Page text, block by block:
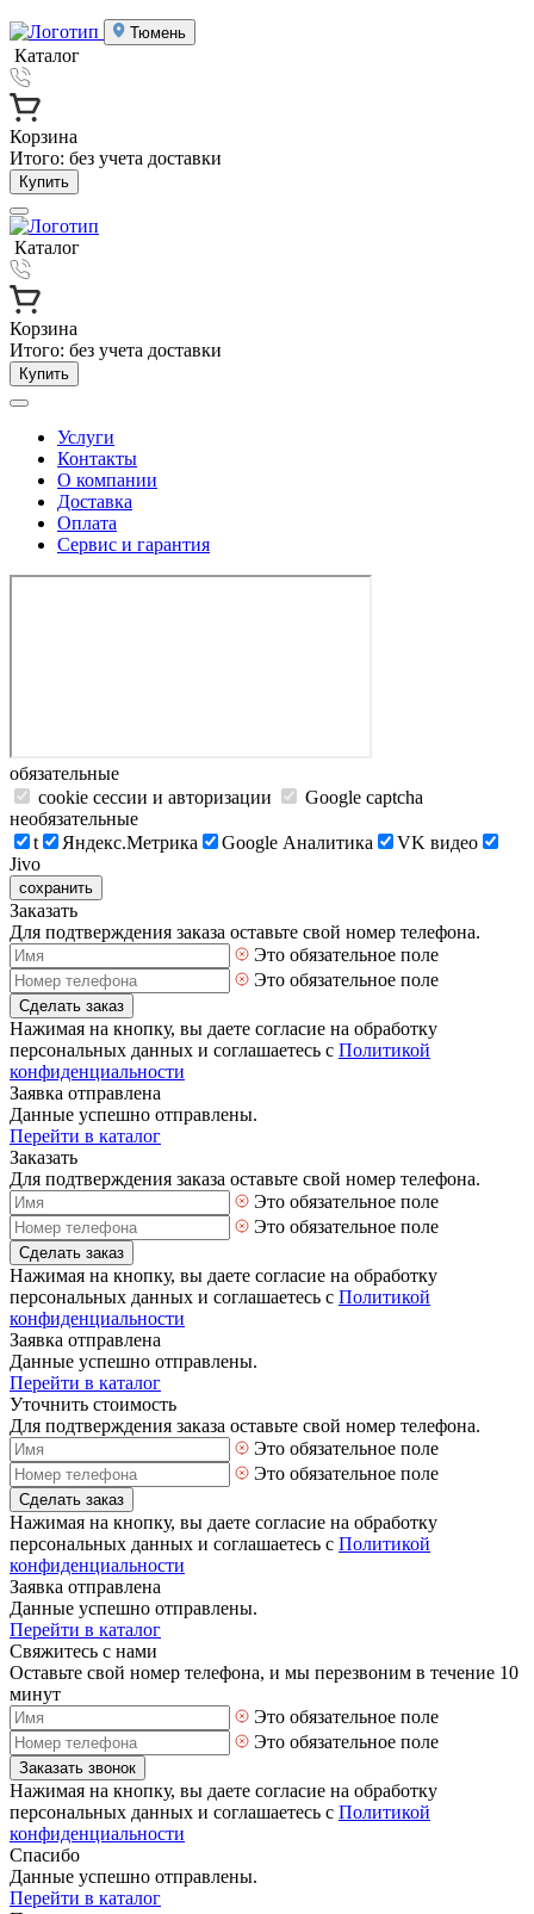
Тюмень
Каталог
Корзина
Итого: без учета доставки
Купить
Каталог
Корзина
Итого: без учета доставки
Купить
Услуги
Контакты
О компании
Доставка
Оплата
Сервис и гарантия
обязательные
cookie сессии и авторизации
Google captcha
необязательные
t
Яндекс.Метрика Google Аналитика
VK видео
Jivo
сохранить
Заказать
Для подтверждения заказа оставьте свой номер телефона.
Это обязательное поле
Это обязательное поле
Сделать заказ
Нажимая на кнопку, вы даете согласие на обработку
персональных данных и соглашаетесь с Политикой
конфиденциальности
Заявка отправлена
Данные успешно отправлены.
Перейти в каталог
Заказать
Для подтверждения заказа оставьте свой номер телефона.
Это обязательное поле
Это обязательное поле
Сделать заказ
Нажимая на кнопку, вы даете согласие на обработку
персональных данных и соглашаетесь с Политикой
конфиденциальности
Заявка отправлена
Данные успешно отправлены.
Перейти в каталог
Уточнить стоимость
Для подтверждения заказа оставьте свой номер телефона.
Это обязательное поле
Это обязательное поле
Сделать заказ
Нажимая на кнопку, вы даете согласие на обработку
персональных данных и соглашаетесь с Политикой
конфиденциальности
Заявка отправлена
Данные успешно отправлены.
Перейти в каталог
Свяжитесь с нами
Оставьте свой номер телефона, и мы перезвоним в течение 10
минут
Это обязательное поле
Это обязательное поле
Заказать звонок
Нажимая на кнопку, вы даете согласие на обработку
персональных данных и соглашаетесь с Политикой
конфиденциальности
Спасибо
Данные успешно отправлены.
Перейти в каталог